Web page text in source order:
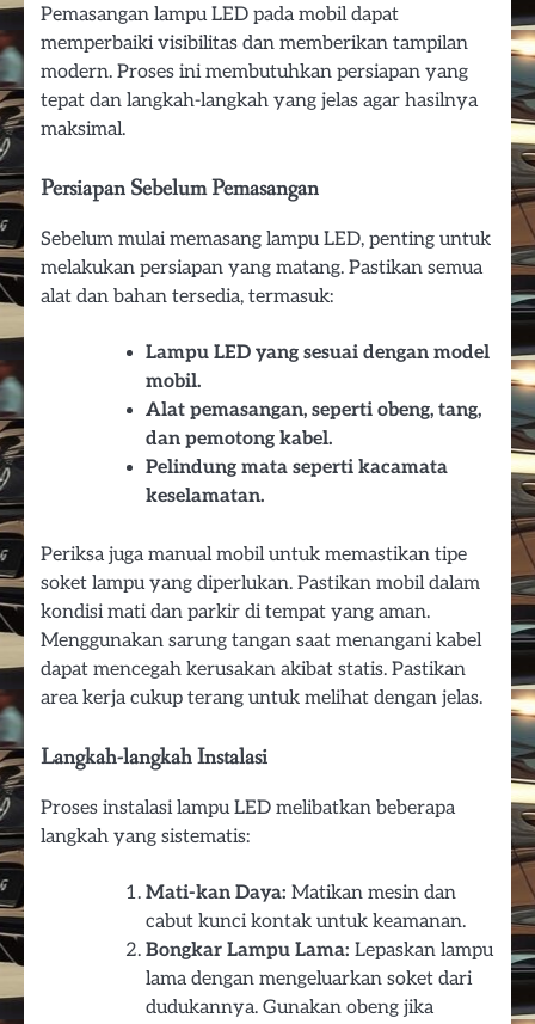
Pemasangan lampu LED pada mobil dapat
memperbaiki visibilitas dan memberikan tampilan
modern. Proses ini membutuhkan persiapan yang
tepat dan langkah-langkah yang jelas agar hasilnya
maksimal.
Persiapan Sebelum Pemasangan
Sebelum mulai memasang lampu LED, penting untuk
melakukan persiapan yang matang. Pastikan semua
alat dan bahan tersedia, termasuk:
Lampu LED yang sesuai dengan model
mobil.
Alat pemasangan, seperti obeng, tang,
dan pemotong kabel.
Pelindung mata seperti kacamata
keselamatan.
Periksa juga manual mobil untuk memastikan tipe
soket lampu yang diperlukan. Pastikan mobil dalam
kondisi mati dan parkir di tempat yang aman.
Menggunakan sarung tangan saat menangani kabel
dapat mencegah kerusakan akibat statis. Pastikan
area kerja cukup terang untuk melihat dengan jelas.
Langkah-langkah Instalasi
Proses instalasi lampu LED melibatkan beberapa
langkah yang sistematis:
Mati-kan Daya: Matikan mesin dan
cabut kunci kontak untuk keamanan.
Bongkar Lampu Lama: Lepaskan lampu
lama dengan mengeluarkan soket dari
dudukannya. Gunakan obeng jika